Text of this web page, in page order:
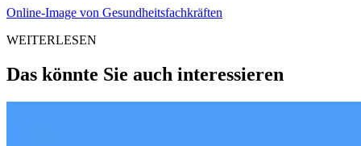
Online-Image von Gesundheitsfachkräften
WEITERLESEN
Das könnte Sie auch interessieren